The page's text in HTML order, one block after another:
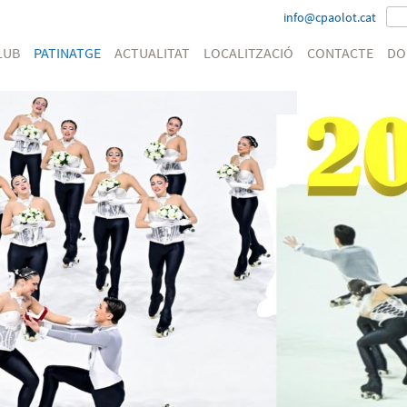
info@cpaolot.cat
PATINATGE ACTUALITAT LOCALITZACIÓ CONTACTE